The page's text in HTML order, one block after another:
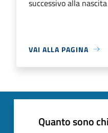
successivo alla nascita
VAI ALLA PAGINA
Quanto sono